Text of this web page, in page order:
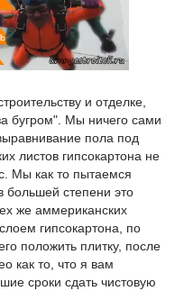
и отделке,
бугром". Мы ничего сами
пола под
листов гипсокартона не
Мы как то пытаемся
большей степени это
же аммериканских
гипсокартона, по
положить плитку, после
как то, что я вам
сроки сдать чистовую